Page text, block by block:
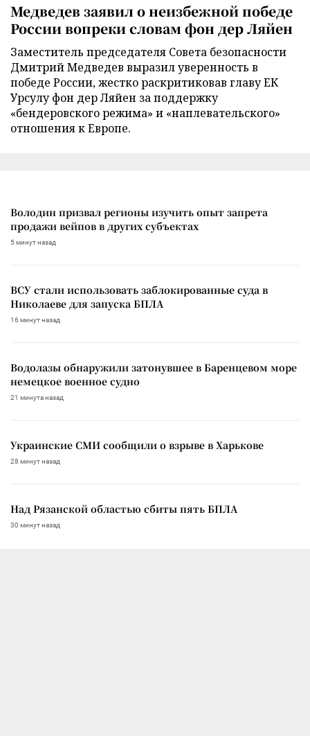
Медведев заявил о неизбежной победе
России вопреки словам фон дер Ляйен
Заместитель председателя Совета безопасности
Дмитрий Медведев выразил уверенность в
победе России, жестко раскритиковав главу ЕК
Урсулу фон дер Ляйен за поддержку
«бендеровского режима» и «наплевательского»
отношения к Европе.
Володин призвал регионы изучить опыт запрета
продажи вейпов в других субъектах
5 минут назад
ВСУ стали использовать заблокированные суда в
Николаеве для запуска БПЛА
16 минут назад
Водолазы обнаружили затонувшее в Баренцевом море
немецкое военное судно
21 минута назад
Украинские СМИ сообщили о взрыве в Харькове
28 минут назад
Над Рязанской областью сбиты пять БПЛА
30 минут назад